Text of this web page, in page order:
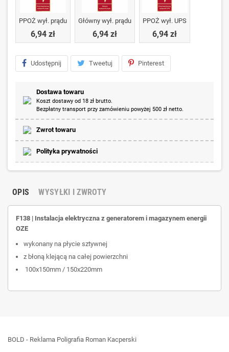
PPOŻ wył. prądu
6,94 zł
Główny wył. prądu
6,94 zł
PPOŻ wył. UPS
6,94 zł
Udostępnij Tweetuj Pinterest
Dostawa towaru
Koszt dostawy od 18 zł brutto.
Bezpłatny transport przy zamówieniu powyżej 500 zł netto.
Zwrot towaru
Polityka prywatności
OPIS WYSYŁKI I ZWROTY
F138 | Instalacja elektryczna z generatorem i magazynem energii
OZE
wykonany na płycie sztywnej
z błoną klejącą na całej powierzchni
100x150mm / 150x220mm
BOLD - Reklama Poligrafia Roman Kacperski